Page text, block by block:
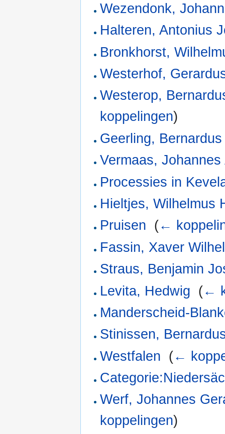
Wezendonk,
Halteren, Antonius
Bronkhorst,
Westerhof,
Westerop,
koppelingen)
Geerling,
Vermaas,
Processies in
Hieltjes, Wilhelmus
Pruisen (←
Fassin, Xaver
Straus, Benjamin
Levita, Hedwig (←
Manderscheid-
Stinissen,
Westfalen (←
Werf, Johannes
koppelingen)